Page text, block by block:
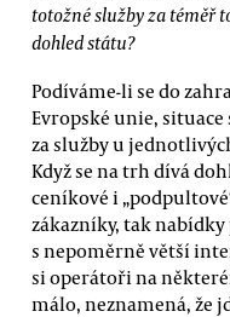
totožné služby za téměř
dohled státu?
Podíváme-li se do
Evropské unie,
za služby u
Když se na trh dívá
ceníkové i
zákazníky, tak
s nepoměrně větší
si operátoři na
málo, neznamená, že